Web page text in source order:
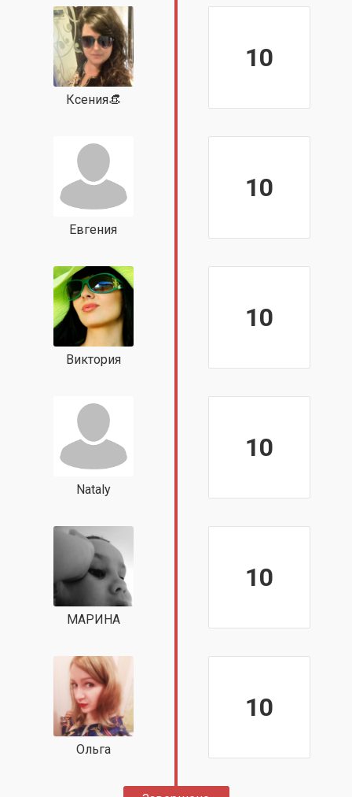
Ксения👒
10
Евгения
10
Виктория
10
Nataly
10
МАРИНА
10
Ольга
10